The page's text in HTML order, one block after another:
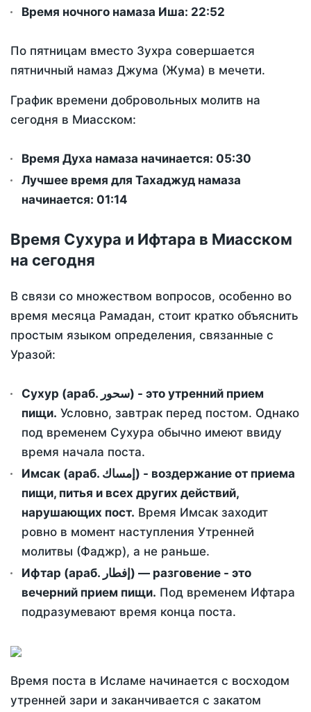
Время ночного намаза Иша: 22:52
По пятницам вместо Зухра совершается
пятничный намаз Джума (Жума) в мечети.
График времени добровольных молитв на
сегодня в Миасском:
Время Духа намаза начинается: 05:30
Лучшее время для Тахаджуд намаза
начинается: 01:14
Время Сухура и Ифтара в Миасском
на сегодня
В связи со множеством вопросов, особенно во
время месяца Рамадан, стоит кратко объяснить
простым языком определения, связанные с
Уразой:
Сухур (араб. سحور) - это утренний прием
пищи. Условно, завтрак перед постом. Однако
под временем Сухура обычно имеют ввиду
время начала поста.
Имсак (араб. إمساك) - воздержание от приема
пищи, питья и всех других действий,
нарушающих пост. Время Имсак заходит
ровно в момент наступления Утренней
молитвы (Фаджр), а не раньше.
Ифтар (араб. إفطار) — разговение - это
вечерний прием пищи. Под временем Ифтара
подразумевают время конца поста.
Время поста в Исламе начинается с восходом
утренней зари и заканчивается с закатом